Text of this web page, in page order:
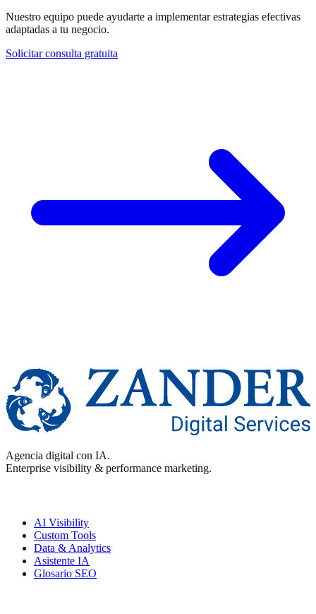
Nuestro equipo puede ayudarte a implementar estrategias efectivas
adaptadas a tu negocio.
Solicitar consulta gratuita
Agencia digital con IA.
Enterprise visibility & performance marketing.
AI Visibility
Custom Tools
Data & Analytics
Asistente IA
Glosario SEO